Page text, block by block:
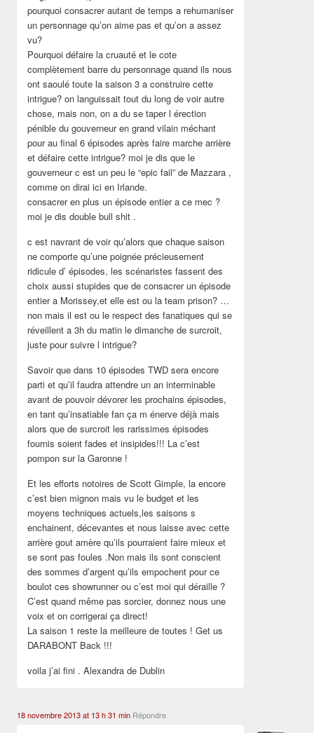
pourquoi consacrer autant de temps a rehumaniser
un personnage qu’on aime pas et qu’on a assez
vu?
Pourquoi défaire la cruauté et le cote
complètement barre du personnage quand ils nous
ont saoulé toute la saison 3 a construire cette
intrigue? on languissait tout du long de voir autre
chose, mais non, on a du se taper l érection
pénible du gouverneur en grand vilain méchant
pour au final 6 épisodes après faire marche arrière
et défaire cette intrigue? moi je dis que le
gouverneur c est un peu le “epic fail” de Mazzara ,
comme on dirai ici en Irlande.
consacrer en plus un épisode entier a ce mec ?
moi je dis double bull shit .
c est navrant de voir qu’alors que chaque saison
ne comporte qu’une poignée précieusement
ridicule d’ épisodes, les scénaristes fassent des
choix aussi stupides que de consacrer un épisode
entier a Morissey,et elle est ou la team prison? …
non mais il est ou le respect des fanatiques qui se
réveillent a 3h du matin le dimanche de surcroit,
juste pour suivre l intrigue?
Savoir que dans 10 épisodes TWD sera encore
parti et qu’il faudra attendre un an interminable
avant de pouvoir dévorer les prochains épisodes,
en tant qu’insatiable fan ça m énerve déjà mais
alors que de surcroit les rarissimes épisodes
fournis soient fades et insipides!!! La c’est
pompon sur la Garonne !
Et les efforts notoires de Scott Gimple, la encore
c’est bien mignon mais vu le budget et les
moyens techniques actuels,les saisons s
enchainent, décevantes et nous laisse avec cette
arrière gout amère qu’ils pourraient faire mieux et
se sont pas foules .Non mais ils sont conscient
des sommes d’argent qu’ils empochent pour ce
boulot ces showrunner ou c’est moi qui déraille ?
C’est quand même pas sorcier, donnez nous une
voix et on corrigerai ça direct!
La saison 1 reste la meilleure de toutes ! Get us
DARABONT Back !!!
voila j’ai fini . Alexandra de Dublin
18 novembre 2013 at 13 h 31 min Répondre